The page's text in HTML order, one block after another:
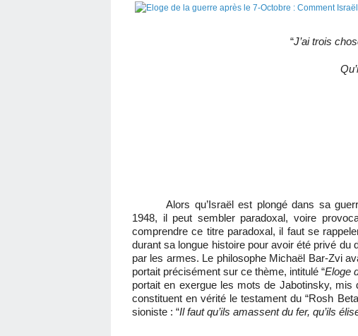
“J’ai trois
Alors qu’Israël est plongé dans sa
1948, il peut sembler paradoxal, voire
comprendre ce titre paradoxal, il faut se
durant sa longue histoire pour avoir été privé du
par les armes. Le philosophe Michaël Bar-Zvi
portait précisément sur ce thème, intitulé “Eloge
portait en exergue les mots de Jabotinsky,
constituent en vérité le testament du “Rosh
sioniste : “Il faut qu’ils amassent du fer, qu’ils